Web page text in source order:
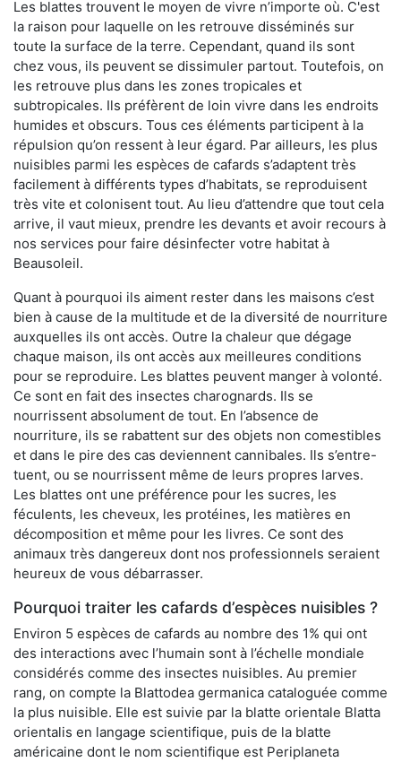
Les blattes trouvent le moyen de vivre n’importe où. C'est
la raison pour laquelle on les retrouve disséminés sur
toute la surface de la terre. Cependant, quand ils sont
chez vous, ils peuvent se dissimuler partout. Toutefois, on
les retrouve plus dans les zones tropicales et
subtropicales. Ils préfèrent de loin vivre dans les endroits
humides et obscurs. Tous ces éléments participent à la
répulsion qu’on ressent à leur égard. Par ailleurs, les plus
nuisibles parmi les espèces de cafards s’adaptent très
facilement à différents types d’habitats, se reproduisent
très vite et colonisent tout. Au lieu d’attendre que tout cela
arrive, il vaut mieux, prendre les devants et avoir recours à
nos services pour faire désinfecter votre habitat à
Beausoleil.
Quant à pourquoi ils aiment rester dans les maisons c’est
bien à cause de la multitude et de la diversité de nourriture
auxquelles ils ont accès. Outre la chaleur que dégage
chaque maison, ils ont accès aux meilleures conditions
pour se reproduire. Les blattes peuvent manger à volonté.
Ce sont en fait des insectes charognards. Ils se
nourrissent absolument de tout. En l’absence de
nourriture, ils se rabattent sur des objets non comestibles
et dans le pire des cas deviennent cannibales. Ils s’entre-
tuent, ou se nourrissent même de leurs propres larves.
Les blattes ont une préférence pour les sucres, les
féculents, les cheveux, les protéines, les matières en
décomposition et même pour les livres. Ce sont des
animaux très dangereux dont nos professionnels seraient
heureux de vous débarrasser.
Pourquoi traiter les cafards d’espèces nuisibles ?
Environ 5 espèces de cafards au nombre des 1% qui ont
des interactions avec l’humain sont à l’échelle mondiale
considérés comme des insectes nuisibles. Au premier
rang, on compte la Blattodea germanica cataloguée comme
la plus nuisible. Elle est suivie par la blatte orientale Blatta
orientalis en langage scientifique, puis de la blatte
américaine dont le nom scientifique est Periplaneta